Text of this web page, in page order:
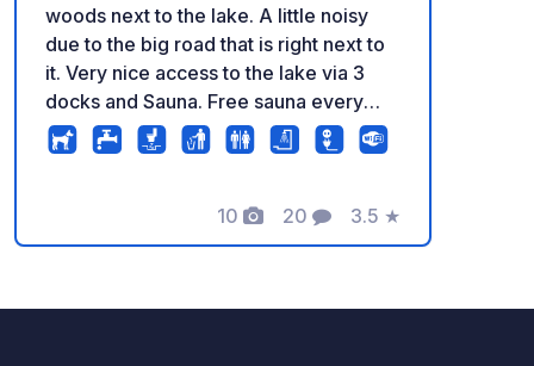
woods next to the lake. A little noisy
due to the big road that is right next to
it. Very nice access to the lake via 3
docks and Sauna. Free sauna every
day from 17.00 to 19.00.
10
Foto
20
Commenti
3.5
Valutazione
★